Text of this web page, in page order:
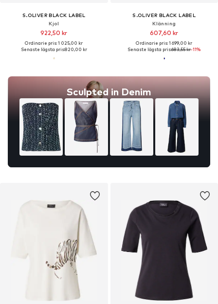
S.OLIVER BLACK LABEL
Kjol
922,50 kr
Ordinarie pris: 1 025,00 kr
Senaste lägsta pris:820,00 kr
Sculpted in Denim
S.OLIVER BLACK LABEL
Klänning
607,60 kr
Ordinarie pris: 1 699,00 kr
Senaste lägsta pris:683,55 kr-11%